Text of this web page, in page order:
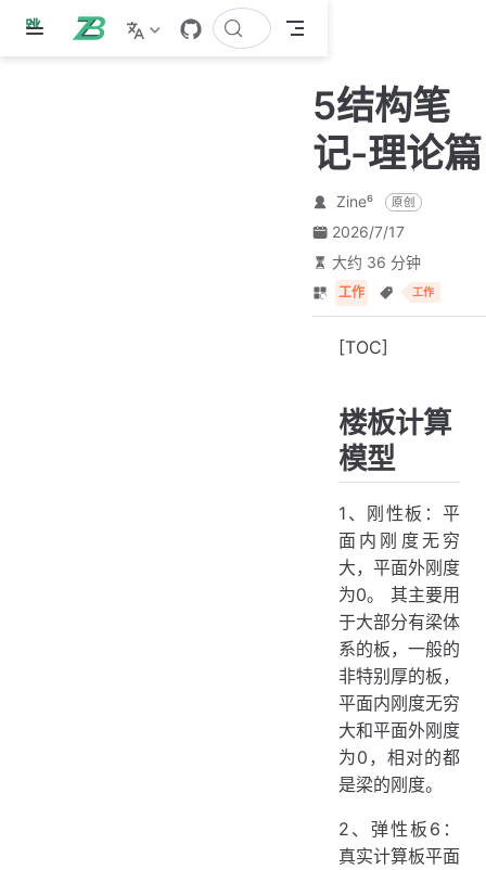
跳
5结构笔
记-理论篇
Zine⁶ 原创
2026/7/17
大约 36 分钟
工作 工作
[TOC]
楼板计算
模型
1、刚性板：平
面内刚度无穷
大，平面外刚度
为0。 其主要用
于大部分有梁体
系的板，一般的
非特别厚的板，
平面内刚度无穷
大和平面外刚度
为0，相对的都
是梁的刚度。
2、弹性板6：
真实计算板平面